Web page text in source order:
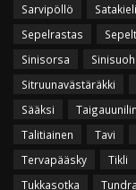
Sarvipöllö
Satakieli
Sepelrastas
Sinisorsa
Sitruunavästäräkki
Sääksi
Talitiainen
Tavi
Tervapääsky
Tikli
Tukkasotka